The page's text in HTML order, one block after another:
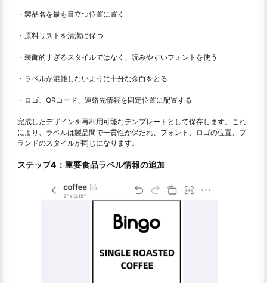
・製品名を最も目立つ位置に置く
・原料リストを清潔に保つ
・装飾的すぎるスタイルではなく、読みやすいフォントを使う
・ラベルが混雑しないように十分な余白をとる
・ロゴ、QRコード、連絡先情報を固定位置に配置する
完成したデザインを再利用可能なテンプレートとして保存します。これ
により、ラベルは製品間で一貫性が保たれ、フォント、ロゴの位置、ブ
ランドのスタイルが同じになります。
ステップ4：重要食品ラベル情報の追加